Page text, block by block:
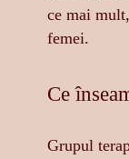
ce mai
femei.
Ce
Grupul